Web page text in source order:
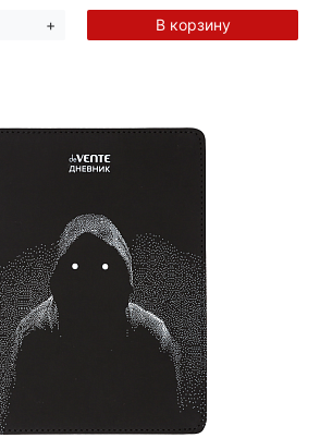
+ В корзину